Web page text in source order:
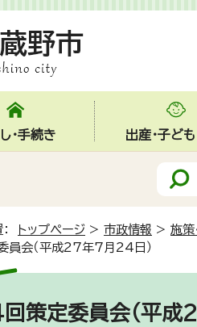
・手続き 出産・子ども
トップページ > 市政情報 > 施策
員会（平成27年7月24日）
策定委員会（平成